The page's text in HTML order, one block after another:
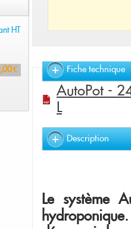
Fiche technique
AutoPot -
L
Description
Le système
HT
€